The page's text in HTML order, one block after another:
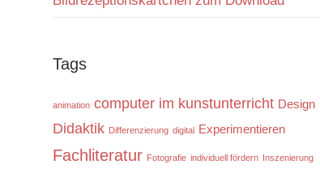
Tags
animation computer im kunstunterricht Design
Didaktik Differenzierung digital Experimentieren
Fachliteratur Fotografie individuell fördern Inszenierung